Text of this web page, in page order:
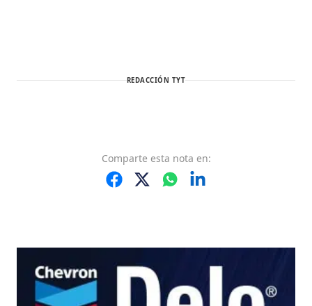
REDACCIÓN TYT
Comparte esta nota en: